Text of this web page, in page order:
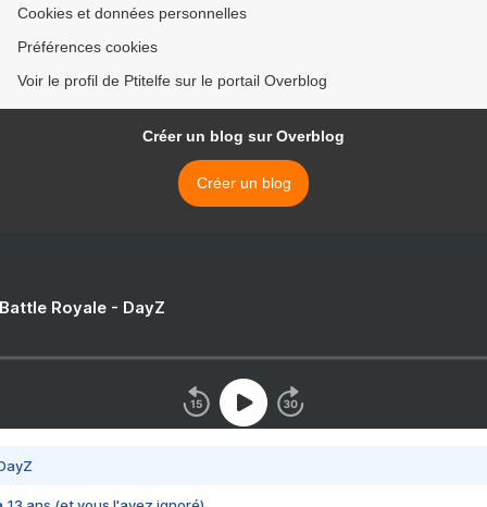
Cookies et données personnelles
Préférences cookies
Voir le profil de Ptitelfe sur le portail Overblog
Créer un blog sur Overblog
Créer un blog
Royale - DayZ